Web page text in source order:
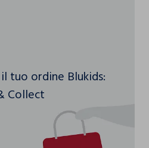
tuo ordine Blukids:
Collect